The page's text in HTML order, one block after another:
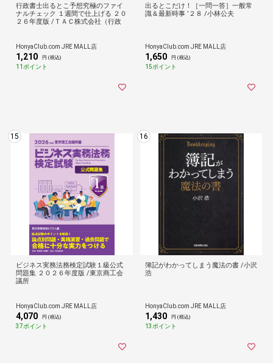
行政書士出るとこ予想究極のファイ
ナルチェック １週間で仕上げる ２０
２６年度版 /ＴＡＣ株式会社（行政
HonyaClub.com JRE MALL店
1,210 円 (税込)
11ポイント
出るとこだけ！［一問一答］一般常
識＆最新時事 ’２８ /小林公夫
HonyaClub.com JRE MALL店
1,650 円 (税込)
15ポイント
15
ビジネス実務法務検定試験１級公式
問題集 ２０２６年度版 /東京商工会
議所
HonyaClub.com JRE MALL店
4,070 円 (税込)
37ポイント
16
簿記がわかってしまう魔法の書 /小沢
浩
HonyaClub.com JRE MALL店
1,430 円 (税込)
13ポイント